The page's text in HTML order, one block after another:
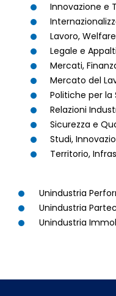
Innovazione e
Lavoro,
Legale e Appalti
Mercati,
Mercato del
Politiche per la
Relazioni
Sicurezza e
Studi,
Territorio,
Unindustria
Unindustria
Unindustria